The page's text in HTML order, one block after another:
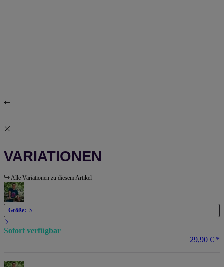
VARIATIONEN
Alle Variationen zu diesem Artikel
Größe: S
Sofort verfügbar
29,90 € *